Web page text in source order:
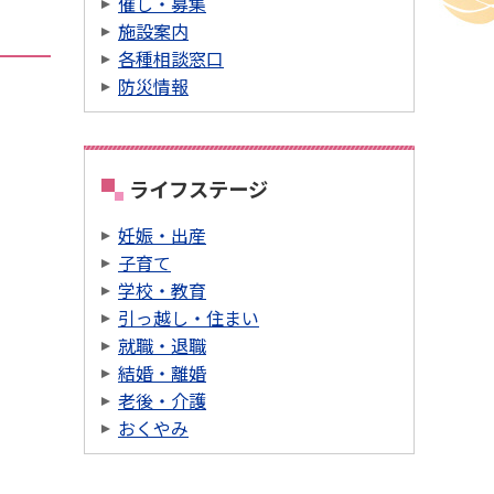
施設案内
各種相談窓口
防災情報
ライフステージ
妊娠・出産
子育て
学校・教育
引っ越し・住まい
就職・退職
結婚・離婚
老後・介護
おくやみ